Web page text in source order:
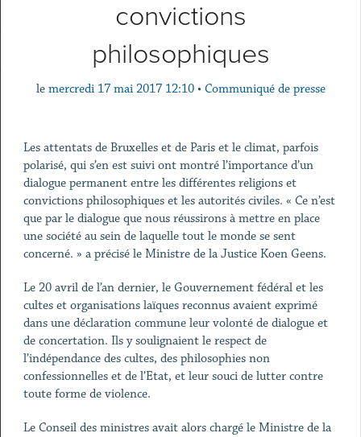
convictions
philosophiques
le mercredi 17 mai 2017 12:10 • Communiqué de presse
Les attentats de Bruxelles et de Paris et le climat, parfois
polarisé, qui s’en est suivi ont montré l’importance d’un
dialogue permanent entre les différentes religions et
convictions philosophiques et les autorités civiles. « Ce n’est
que par le dialogue que nous réussirons à mettre en place
une société au sein de laquelle tout le monde se sent
concerné. » a précisé le Ministre de la Justice Koen Geens.
Le 20 avril de l’an dernier, le Gouvernement fédéral et les
cultes et organisations laïques reconnus avaient exprimé
dans une déclaration commune leur volonté de dialogue et
de concertation. Ils y soulignaient le respect de
l’indépendance des cultes, des philosophies non
confessionnelles et de l’Etat, et leur souci de lutter contre
toute forme de violence.
Le Conseil des ministres avait alors chargé le Ministre de la